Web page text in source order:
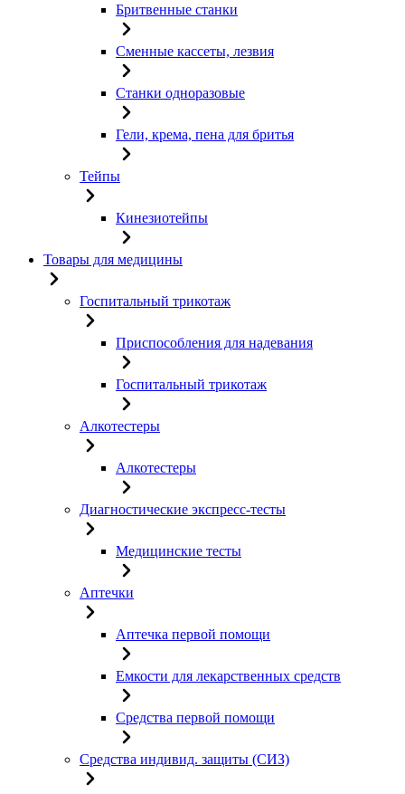
Бритвенные станки
Сменные кассеты, лезвия
Станки одноразовые
Гели, крема, пена для бритья
Тейпы
Кинезиотейпы
Товары для медицины
Госпитальный трикотаж
Приспособления для надевания
Госпитальный трикотаж
Алкотестеры
Алкотестеры
Диагностические экспресс-тесты
Медицинские тесты
Аптечки
Аптечка первой помощи
Емкости для лекарственных средств
Средства первой помощи
Средства индивид. защиты (СИЗ)